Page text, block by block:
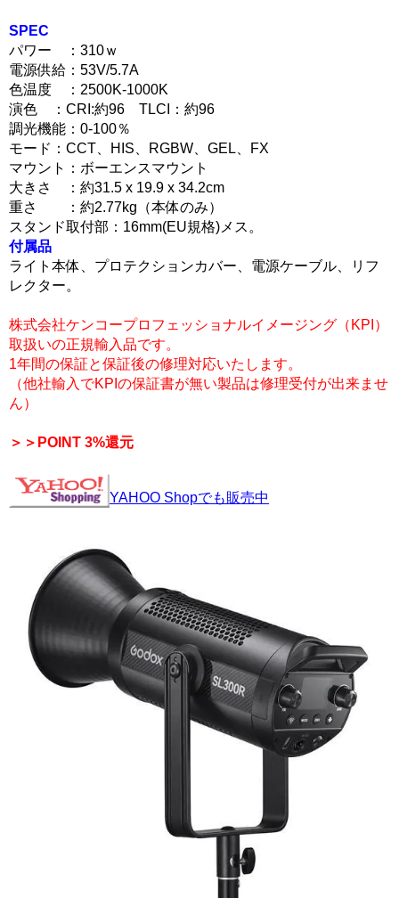
SPEC
パワー ：310ｗ
電源供給：53V/5.7A
色温度 ：2500K-1000K
演色 ：CRI:約96 TLCI：約96
調光機能：0-100％
モード：CCT、HIS、RGBW、GEL、FX
マウント：ボーエンスマウント
大きさ ：約31.5 x 19.9 x 34.2cm
重さ ：約2.77kg（本体のみ）
スタンド取付部：16mm(EU規格)メス。
付属品
ライト本体、プロテクションカバー、電源ケーブル、リフ
レクター。
株式会社ケンコープロフェッショナルイメージング（KPI）
取扱いの正規輸入品です。
1年間の保証と保証後の修理対応いたします。
（他社輸入でKPIの保証書が無い製品は修理受付が出来ませ
ん）
＞＞POINT 3%還元
YAHOO Shopでも販売中